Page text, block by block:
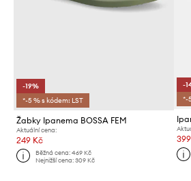
-19%
*-5 % s kódem: LST
Žabky Ipanema BOSSA FEM
Aktuální cena:
249 Kč
Běžná cena:469 Kč
Nejnižší cena:309 Kč
-
*-